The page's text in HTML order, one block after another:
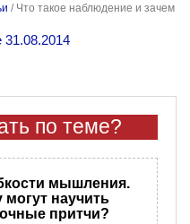
/ Что такое наблюдение и зачем
31.08.2014
по теме?
мышления.
могут научить
притчи?